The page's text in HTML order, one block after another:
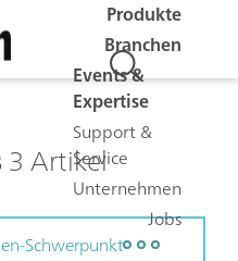
Produkte
Branchen
Events &
Expertise
Support &
Service
Unternehmen
Jobs
3 Artikel
Schwerpunkt